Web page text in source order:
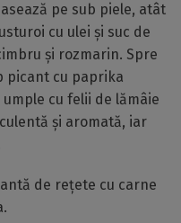
pe sub piele, atât
cu ulei și suc de
și rozmarin. Spre
picant cu paprika
cu felii de lămâie
și aromată, iar
de rețete cu carne